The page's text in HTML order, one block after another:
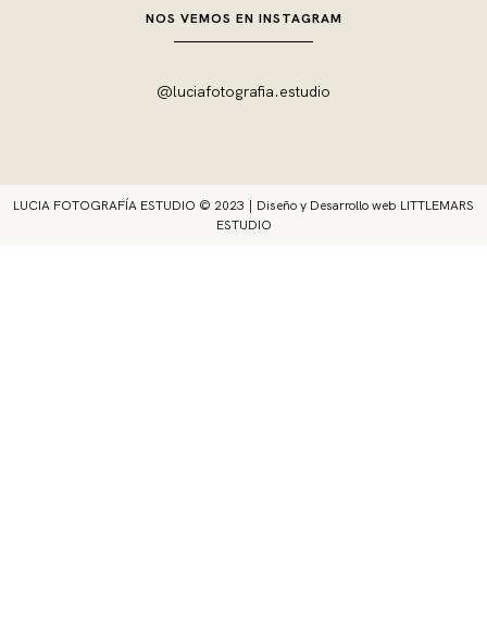
NOS VEMOS EN INSTAGRAM
@luciafotografia.estudio
LUCIA FOTOGRAFÍA ESTUDIO © 2023 | Diseño y Desarrollo web LITTLEMARS
ESTUDIO